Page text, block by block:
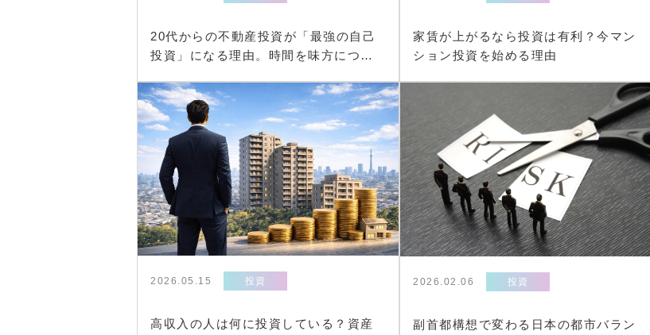
20代からの不動産投資が「最強の自己
投資」になる理由。時間を味方につけ
家賃が上がるなら投資は有利？今マン
ション投資を始める理由
2026.05.15 投資
高収入の人は何に投資している？資産
2026.02.06 投資
副首都構想で変わる日本の都市バラン